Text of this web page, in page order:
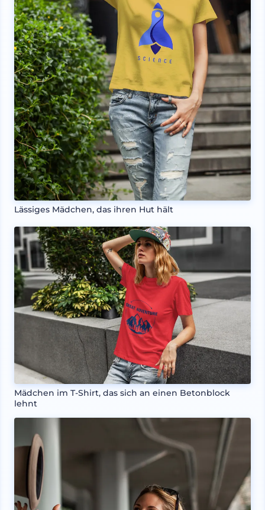
Lässiges Mädchen, das ihren Hut hält
Mädchen im T-Shirt, das sich an einen Betonblock
lehnt